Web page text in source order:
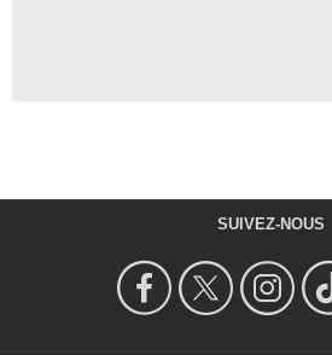
SUIVEZ-NOUS